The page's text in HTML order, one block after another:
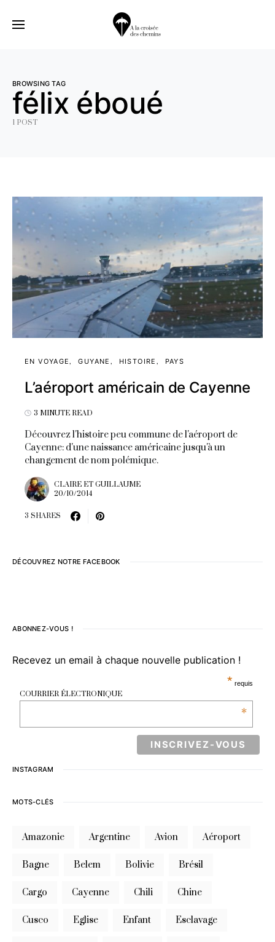
BROWSING TAG
félix éboué
1 POST
EN VOYAGE GUYANE HISTOIRE PAYS
L’aéroport américain de Cayenne
3 MINUTE READ
Découvrez l'histoire peu commune de l'aéroport de
Cayenne: d'une naissance américaine jusqu'à un
changement de nom polémique.
CLAIRE ET GUILLAUME
20/10/2014
3 SHARES
DÉCOUVREZ NOTRE FACEBOOK
ABONNEZ-VOUS !
Recevez un email à chaque nouvelle publication !
* requis
COURRIER ÉLECTRONIQUE
*
INSTAGRAM
MOTS-CLÉS
Amazonie Argentine Avion Aéroport
Bagne Belem Bolivie Brésil
Cargo Cayenne Chili Chine
Cusco Eglise Enfant Esclavage